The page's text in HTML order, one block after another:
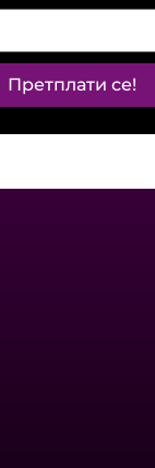
Претплати се!